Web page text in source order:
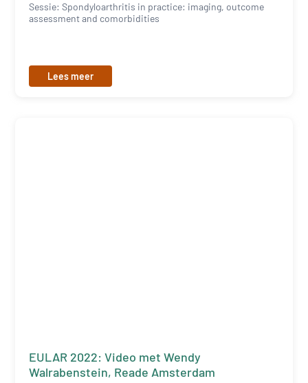
Sessie: Spondyloarthritis in practice: imaging, outcome
assessment and comorbidities
Lees meer
EULAR 2022: Video met Wendy
Walrabenstein, Reade Amsterdam